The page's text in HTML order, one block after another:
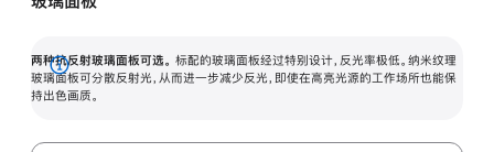
两种抗反射玻璃面板可选。 标配的玻璃面板经过特别设计，反光率极低。纳米纹理
玻璃面板可分散反射光，从而进一步减少反光，即使在高亮光源的工作场所也能保
持出色画质。
展
开